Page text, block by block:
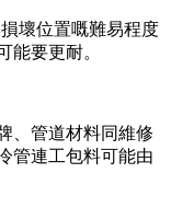
壞位置嘅難易程度
能要更耐。
、管道材料同維修
管連工包料可能由